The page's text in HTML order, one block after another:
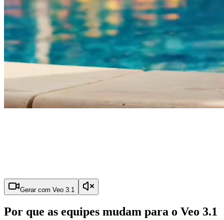
Gerar com Veo 3.1
Por que as equipes mudam para o Veo 3.1